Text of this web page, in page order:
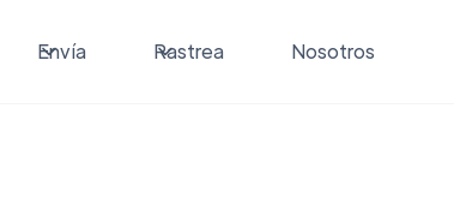
Envía Rastrea Nosotros